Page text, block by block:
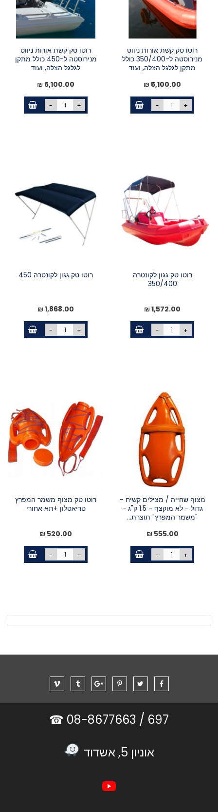
רוטו טק קשת אורות ניווט
מנירוסטה ל-350/400 כולל
מתקן לגלגל הצלה, ועוד
5,100.00 ₪
- +
רוטו טק קשת אורות ניווט
מנירוסטה ל-450 כולל מתקן
לגלגל הצלה, ועוד
5,100.00 ₪
- +
רוטו טק גגון לקונטרה
350/400
1,572.00 ₪
- +
רוטו טק גגון לקונטרה 450
1,868.00 ₪
- +
מצוף שחייה / מצילים קשיח -
גדול - לא מוקצף - 1.5 ק"ג -
"משמר המפרץ" תוצרת...
555.00 ₪
- +
רוטו טק מצוף משמר המפרץ
טריאטלון +תא אחורי
520.00 ₪
- +
697 /
אוניון 5, אשדוד